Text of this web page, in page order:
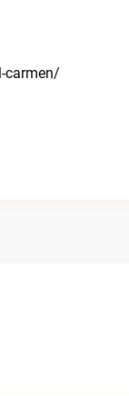
carmen/